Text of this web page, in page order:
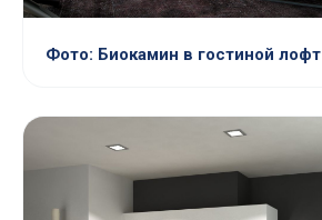
Фото: Биокамин в гостиной лофт